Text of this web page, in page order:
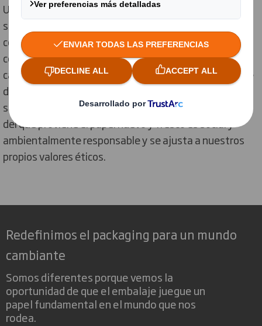
Un sistema de cadena de custodia permite realizar un
seguimiento del papel, conectando la producción y el
consumo responsables, desde el bosque hasta el
consumidor. Podemos usar la base de datos de la
cadena de custodia para verificar si el material procede
de un lugar que cumple con los estándares forestales
sostenibles. Esto ofrece la confianza de que el bosque
del que proviene el papel nuevo y fresco es social y
ambientalmente responsable y se ajusta a nuestros
propios valores éticos.
Redefinimos el packaging para un mundo
cambiante
Somos diferentes porque vemos la
oportunidad de que el embalaje juegue un
papel fundamental en el mundo que nos
rodea.